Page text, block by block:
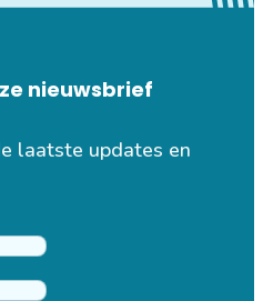
nieuwsbrief
laatste updates en